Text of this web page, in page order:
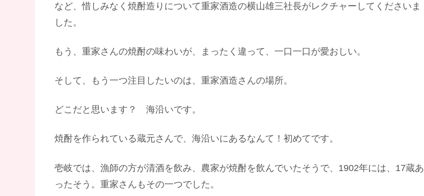
など、惜しみなく焼酎造りについて重家酒造の横山雄三社長がレクチャーしてくださいま
した。
もう、重家さんの焼酎の味わいが、まったく違って、一口一口が愛おしい。
そして、もう一つ注目したいのは、重家酒造さんの場所。
どこだと思います？ 海沿いです。
焼酎を作られている蔵元さんで、海沿いにあるなんて！初めてです。
壱岐では、漁師の方が清酒を飲み、農家が焼酎を飲んでいたそうで、1902年には、17蔵あ
ったそう。重家さんもその一つでした。